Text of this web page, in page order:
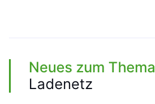
Neues zum Thema
Ladenetz